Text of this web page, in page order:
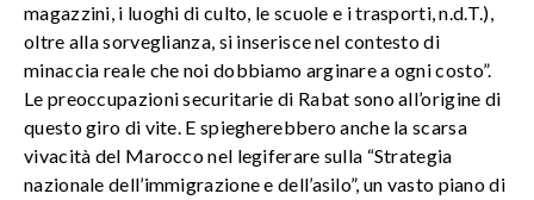
magazzini, i luoghi di culto, le scuole e i trasporti, n.d.T.),
oltre alla sorveglianza, si inserisce nel contesto di
minaccia reale che noi dobbiamo arginare a ogni costo”.
Le preoccupazioni securitarie di Rabat sono all’origine di
questo giro di vite. E spiegherebbero anche la scarsa
vivacità del Marocco nel legiferare sulla “Strategia
nazionale dell’immigrazione e dell’asilo”, un vasto piano di